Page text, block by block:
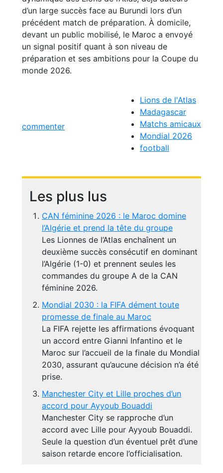
d’un large succès face au Burundi lors d’un
précédent match de préparation. À domicile,
devant un public mobilisé, le Maroc a envoyé
un signal positif quant à son niveau de
préparation et ses ambitions pour la Coupe du
monde 2026.
commenter
Lions de l'Atlas
Madagascar
Matchs amicaux
Mondial 2026
football
Les plus lus
CAN féminine 2026 : le Maroc domine
l’Algérie et prend la tête du groupe
Les Lionnes de l’Atlas enchaînent un
deuxième succès consécutif en dominant
l’Algérie (1-0) et prennent seules les
commandes du groupe A de la CAN
féminine 2026.
Mondial 2030 : la FIFA dément toute
promesse de finale au Maroc
La FIFA rejette les affirmations évoquant
un accord entre Gianni Infantino et le
Maroc sur l’accueil de la finale du Mondial
2030, assurant qu’aucune décision n’a été
prise.
Manchester City et Lille proches d’un
accord pour Ayyoub Bouaddi
Manchester City se rapproche d’un
accord avec Lille pour Ayyoub Bouaddi.
Seule la question d’un éventuel prêt d’une
saison retarde encore l’officialisation.